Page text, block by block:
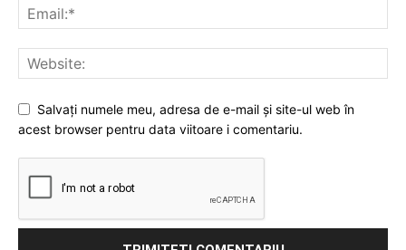
Salvați numele meu, adresa de e-mail și site-ul web în
acest browser pentru data viitoare i comentariu.